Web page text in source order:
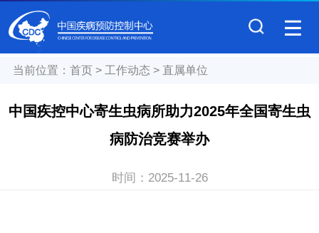
当前位置： 首页> 工作动态 > 直属单位
中国疾控中心寄生虫病所助力2025年全国寄生虫
病防治竞赛举办
时间： 2025-11-26